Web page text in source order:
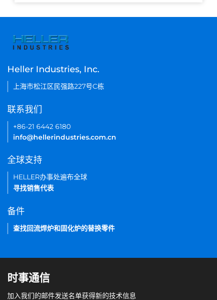
Heller Industries, Inc.
上海市松江区民强路227号C栋
联系我们
+86-21 6442 6180
info@hellerindustries.com.cn
全球支持
HELLER办事处遍布全球
寻找销售代表
备件
查找回流焊炉和固化炉的替换零件
时事通信
加入我们的邮件发送名单获得新的技术信息